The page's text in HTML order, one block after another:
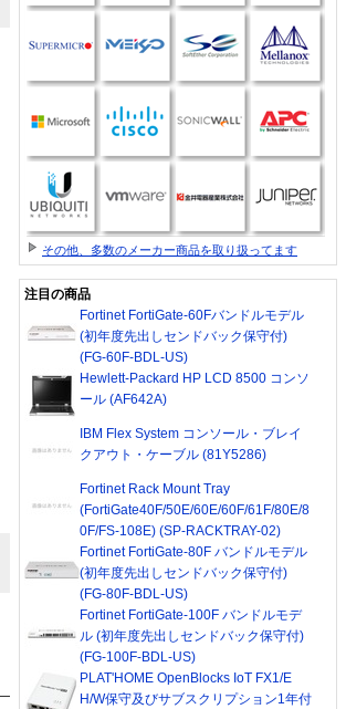
その他、多数のメーカー商品を取り扱ってます
注目の商品
Fortinet FortiGate-60Fバンドルモデル
(初年度先出しセンドバック保守付)
(FG-60F-BDL-US)
Hewlett-Packard HP LCD 8500 コンソ
ール (AF642A)
IBM Flex System コンソール・ブレイ
クアウト・ケーブル (81Y5286)
Fortinet Rack Mount Tray
(FortiGate40F/50E/60E/60F/61F/80E/8
0F/FS-108E) (SP-RACKTRAY-02)
Fortinet FortiGate-80F バンドルモデル
(初年度先出しセンドバック保守付)
(FG-80F-BDL-US)
Fortinet FortiGate-100F バンドルモデ
ル (初年度先出しセンドバック保守付)
(FG-100F-BDL-US)
PLAT'HOME OpenBlocks IoT FX1/E
H/W保守及びサブスクリプション1年付